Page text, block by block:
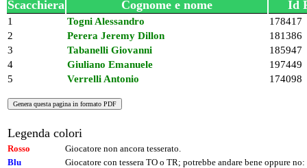
Scacchiera
Cognome e nome Id
1 Togni Alessandro
178417
2
Perera Jeremy Dillon
181386
3
Tabanelli Giovanni
185947
4
Giuliano Emanuele
197449
5
Verrelli Antonio 174098
Legenda colori
Rosso
Giocatore non ancora tesserato.
Blu
Giocatore con tessera TO o TR; potrebbe andare bene oppure